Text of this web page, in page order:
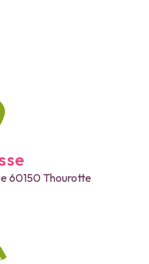
60150 Thourotte